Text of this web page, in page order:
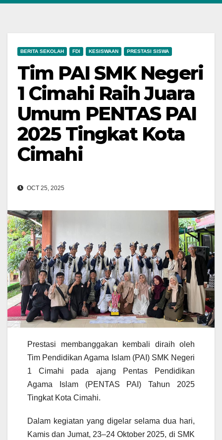
BERITA SEKOLAH FDI KESISWAAN PRESTASI SISWA
Tim PAI SMK Negeri
1 Cimahi Raih Juara
Umum PENTAS PAI
2025 Tingkat Kota
Cimahi
OCT 25, 2025
Prestasi membanggakan kembali diraih oleh
Tim Pendidikan Agama Islam (PAI) SMK Negeri
1 Cimahi pada ajang Pentas Pendidikan
Agama Islam (PENTAS PAI) Tahun 2025
Tingkat Kota Cimahi.
Dalam kegiatan yang digelar selama dua hari,
Kamis dan Jumat, 23–24 Oktober 2025, di SMK